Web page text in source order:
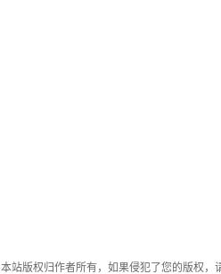
本站版权归作者所有，如果侵犯了您的版权